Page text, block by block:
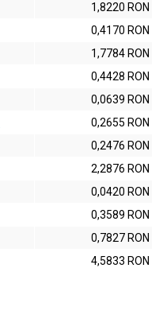
1,8220 RON
0,4170 RON
1,7784 RON
0,4428 RON
0,0639 RON
0,2655 RON
0,2476 RON
2,2876 RON
0,0420 RON
0,3589 RON
0,7827 RON
4,5833 RON